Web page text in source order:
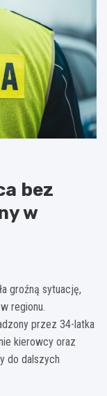
bez
w
groźną sytuację,
regionu.
przez 34-latka
kierowcy oraz
do dalszych